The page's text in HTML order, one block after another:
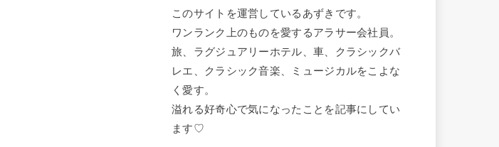
このサイトを運営しているあずきです。
ワンランク上のものを愛するアラサー会社員。
旅、ラグジュアリーホテル、車、クラシックバ
レエ、クラシック音楽、ミュージカルをこよな
く愛す。
溢れる好奇心で気になったことを記事にしてい
ます♡